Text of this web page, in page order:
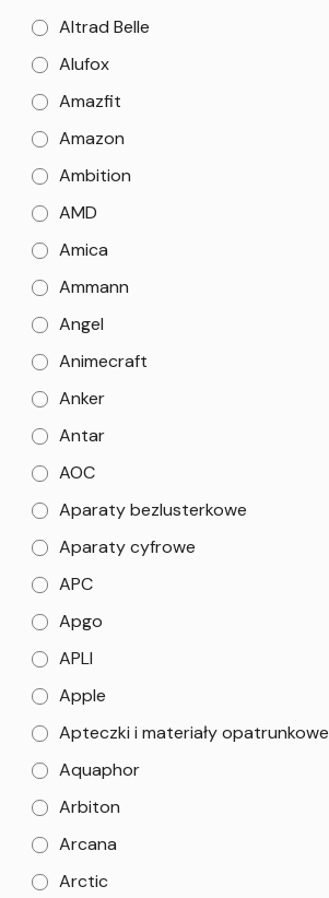
Altrad Belle
Alufox
Amazfit
Amazon
Ambition
AMD
Amica
Ammann
Angel
Animecraft
Anker
Antar
AOC
Aparaty bezlusterkowe
Aparaty cyfrowe
APC
Apgo
APLI
Apple
Apteczki i materiały opatrunkowe
Aquaphor
Arbiton
Arcana
Arctic